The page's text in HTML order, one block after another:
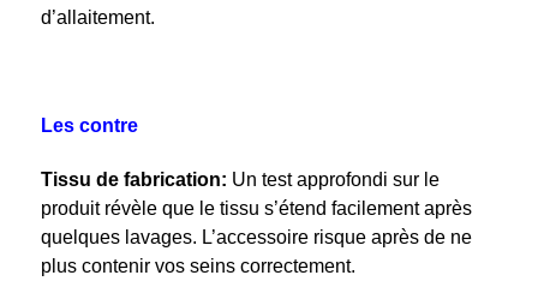
d’allaitement.
Les contre
Tissu de fabrication: Un test approfondi sur le
produit révèle que le tissu s’étend facilement après
quelques lavages. L’accessoire risque après de ne
plus contenir vos seins correctement.